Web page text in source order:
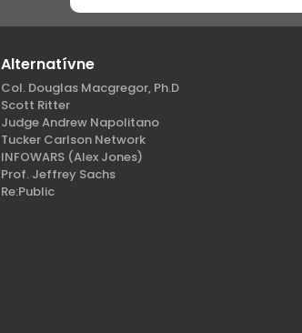
Alternatívne
Col. Douglas Macgregor, Ph.D
Scott Ritter
Judge Andrew Napolitano
Tucker Carlson Network
INFOWARS (Alex Jones)
Prof. Jeffrey Sachs
Re:Public